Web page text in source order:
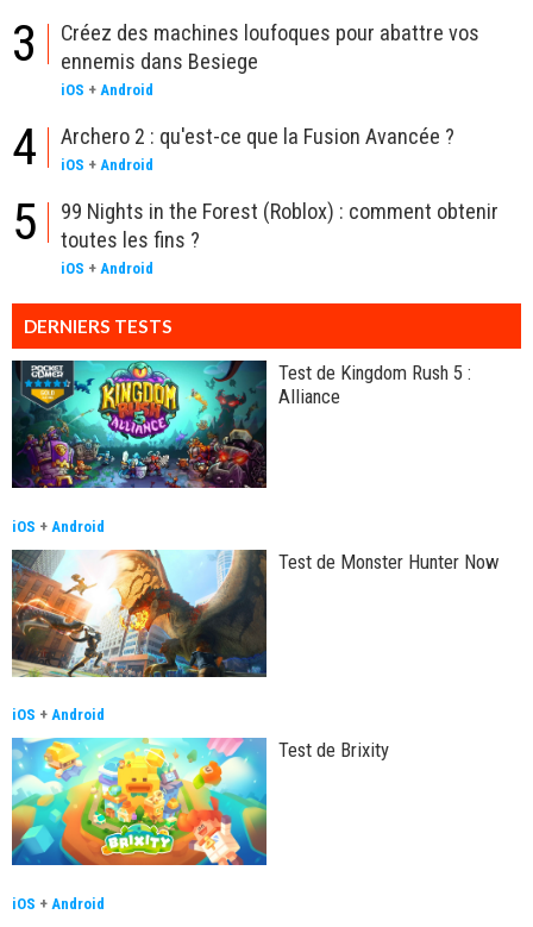
3
Créez des machines loufoques pour abattre vos
ennemis dans Besiege
iOS + Android
4 Archero 2 : qu'est-ce que la Fusion Avancée ?
iOS + Android
5
99 Nights in the Forest (Roblox) : comment obtenir
toutes les fins ?
iOS + Android
DERNIERS TESTS
Test de Kingdom Rush 5 :
Alliance
iOS + Android
Test de Monster Hunter Now
iOS + Android
Test de Brixity
iOS + Android